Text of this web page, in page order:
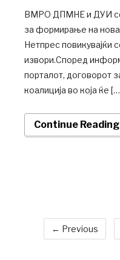
ВМРО ДПМНЕ и ДУИ
за формирање на нова
Нетпрес повикувајќи
извори.Според
порталот, договорот
коалиција во која ќе
Continue
← Previous